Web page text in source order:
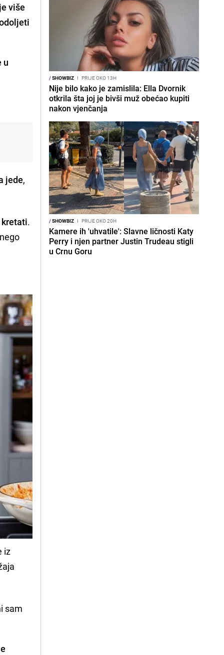
više
u
jede,
.
iz
sam
/SHOWBIZ I PRIJE OKO 13H
Nije bilo kako je zamislila: Ella Dvornik
otkrila šta joj je bivši muž obećao kupiti
nakon vjenčanja
/SHOWBIZ I PRIJE OKO 20H
Kamere ih 'uhvatile': Slavne ličnosti Katy
Perry i njen partner Justin Trudeau stigli
u Crnu Goru